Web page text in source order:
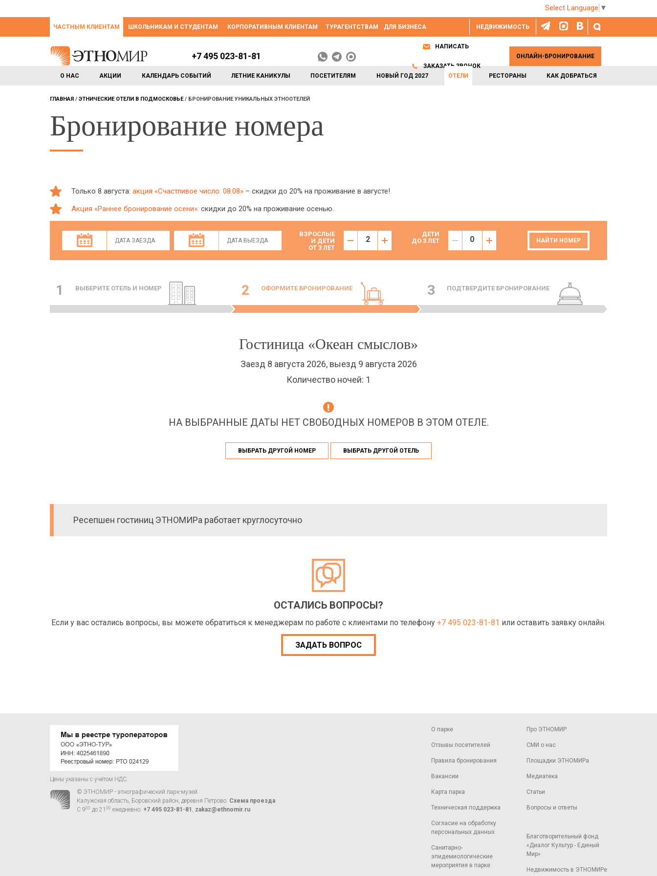
Select Language ▼
НЕДВИЖИМОСТЬ
ЧАСТНЫМ КЛИЕНТАМ ШКОЛЬНИКАМ И СТУДЕНТАМ КОРПОРАТИВНЫМ КЛИЕНТАМ ТУРАГЕНТСТВАМ ДЛЯ БИЗНЕСА
О НАС АКЦИИ КАЛЕНДАРЬ СОБЫТИЙ ЛЕТНИЕ КАНИКУЛЫ ПОСЕТИТЕЛЯМ НОВЫЙ ГОД 2027 ОТЕЛИ РЕСТОРАНЫ КАК ДОБРАТЬСЯ
+7 495 023-81-81
НАПИСАТЬ
ЗАКАЗАТЬ ЗВОНОК
ОНЛАЙН-БРОНИРОВАНИЕ
ГЛАВНАЯ ЭТНИЧЕСКИЕ ОТЕЛИ В ПОДМОСКОВЬЕ БРОНИРОВАНИЕ УНИКАЛЬНЫХ ЭТНООТЕЛЕЙ
Бронирование номера
Только 8 августа: акция «Счастливое число: 08.08» – скидки до 20% на проживание в августе!
Акция «Раннее бронирование осени»: скидки до 20% на проживание осенью.
ВЗРОСЛЫЕ
И ДЕТИ
ОТ 3 ЛЕТ
ДЕТИ
ДО 3 ЛЕТ
НАЙТИ НОМЕР
1 ВЫБЕРИТЕ ОТЕЛЬ И НОМЕР 2 ОФОРМИТЕ БРОНИРОВАНИЕ 3 ПОДТВЕРДИТЕ БРОНИРОВАНИЕ
Гостиница «Океан смыслов»
Заезд 8 августа 2026, выезд 9 августа 2026
Количество ночей: 1
НА ВЫБРАННЫЕ ДАТЫ НЕТ СВОБОДНЫХ НОМЕРОВ В ЭТОМ ОТЕЛЕ.
ВЫБРАТЬ ДРУГОЙ НОМЕР ВЫБРАТЬ ДРУГОЙ ОТЕЛЬ
Ресепшен гостиниц ЭТНОМИРа работает круглосуточно
ОСТАЛИСЬ ВОПРОСЫ?
Если у вас остались вопросы, вы можете обратиться к менеджерам по работе с клиентами по телефону +7 495 023-81-81 или оставить заявку онлайн.
ЗАДАТЬ ВОПРОС
О парке
Отзывы посетителей
Правила бронирования
Вакансии
Карта парка
Техническая поддержка
Согласие на обработку
персональных данных
Санитарно-
эпидемиологические
мероприятия в парке
Про ЭТНОМИР
СМИ о нас
Площадки ЭТНОМИРа
Медиатека
Статьи
Вопросы и ответы
Благотворительный фонд
«Диалог Культур - Единый
Мир»
Недвижимость в ЭТНОМИРе
Цены указаны с учётом НДС.
© ЭТНОМИР - этнографический парк-музей
Калужская область, Боровский район, деревня Петрово. Схема проезда
С 900 до 21 00 ежедневно: +7 495 023-81-81 , zakaz@ethnomir.ru